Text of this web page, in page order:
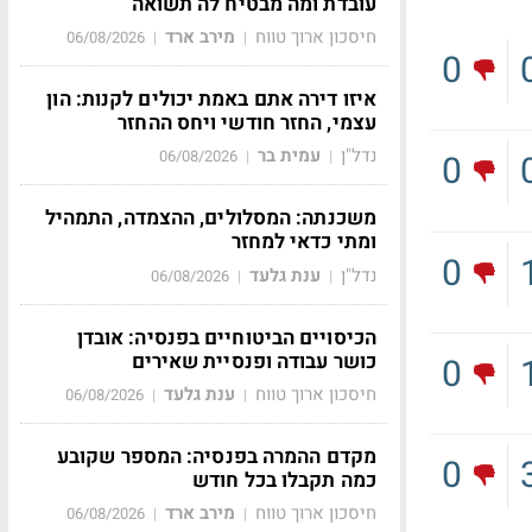
0
0
0
0
0
חיסכון ארוך טווח | מירב ארד |
06/08/2026
איזו דירה אתם באמת יכולים לקנות: הון
עצמי, החזר חודשי ויחס ההחזר
נדל"ן | עמית בר |
06/08/2026
משכנתה: המסלולים, ההצמדה, התמהיל
ומתי כדאי למחזר
נדל"ן | ענת גלעד |
06/08/2026
הכיסויים הביטוחיים בפנסיה: אובדן
כושר עבודה ופנסיית שאירים
חיסכון ארוך טווח | ענת גלעד |
06/08/2026
מקדם ההמרה בפנסיה: המספר שקובע
כמה תקבלו בכל חודש
חיסכון ארוך טווח | מירב ארד |
06/08/2026